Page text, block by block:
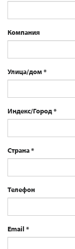
Компания
Улица/дом
Индекс/Город
Страна
Телефон
Email